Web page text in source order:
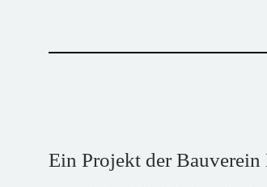
Ein Projekt der